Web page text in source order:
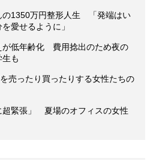
の1350万円整形人生 「発端はい
愛せるように」
が低年齢化 費用捻出のため夜の
も
を売ったり買ったりする女性たちの
超緊張」 夏場のオフィスの女性